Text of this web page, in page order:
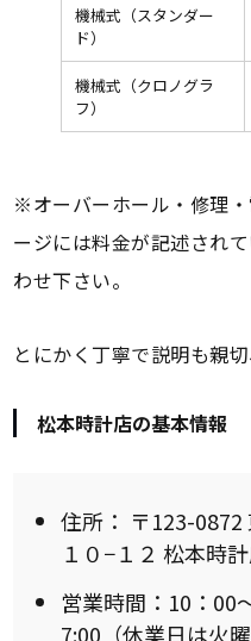
機械式（スタンダー
ド）
機械式（クロノグラ
フ）
※オーバーホール・修理
ージには料金が記述され
わせ下さい。
とにかく丁寧で説明も親
松本時計店の基本情報
住所： 〒123-0872
１０−１２ 松本時
営業時間：10：00
7:00（休業日は火曜